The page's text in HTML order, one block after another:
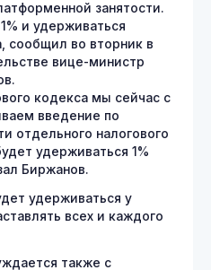
занятости.
и удерживаться
сообщил во вторник в
вице-министр
кодекса мы сейчас с
введение по
отдельного налогового
удерживаться 1%
Биржанов.
удерживаться у
всех и каждого
также с